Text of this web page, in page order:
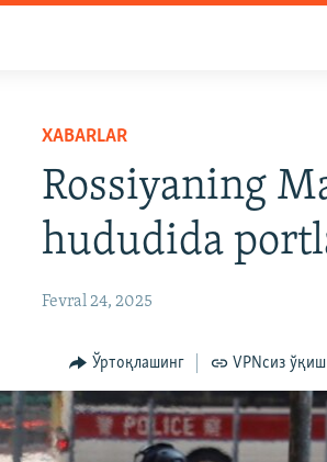
XABARLAR
Rossiyaning
hududida
Fevral 24, 2025
Ўртоқлашинг VPNсиз ўқиш